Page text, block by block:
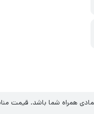
همراه شما باشد. قیمت